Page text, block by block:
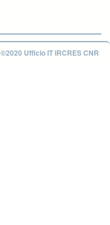
©2020 Ufficio IT IRCRES CNR